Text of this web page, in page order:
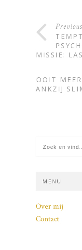
MISSIE:
NOOIT
DANKZIJ
MENU
Over mij
Contact